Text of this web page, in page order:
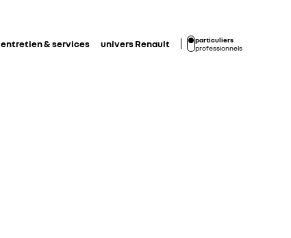
entretien & services univers Renault
particuliers
professionnels